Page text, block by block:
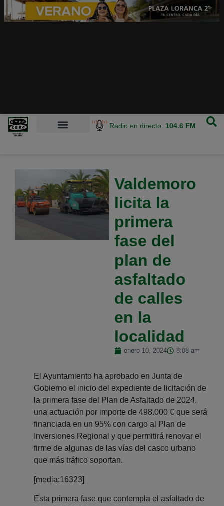
Radio en directo. 104.6 FM
Valdemoro
licita la
primera
fase del
plan de
asfaltado
de calles
en la
localidad
enero 10, 2024 8:08 am
El Ayuntamiento ha aprobado en Junta de
Gobierno el inicio del expediente de licitación de
la primera fase del Plan de Asfaltado de 2024,
una actuación por importe de 498.000 € que será
financiada en un 95% con cargo al Plan de
Inversiones Regional y que permitirá renovar el
firme de algunas de las vías del casco urbano
que más tráfico soportan.
[media:16323]
Esta primera fase que contempla el asfaltado de